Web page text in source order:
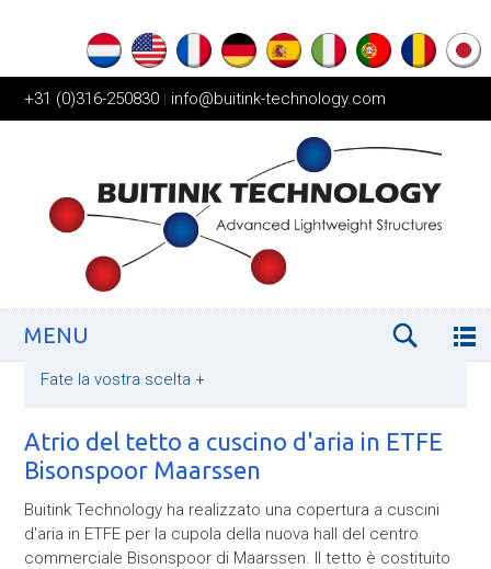
+31 (0)316-250830 | info@buitink-technology.com
MENU
Fate la vostra scelta +
Atrio del tetto a cuscino d'aria in ETFE
Bisonspoor Maarssen
Buitink Technology ha realizzato una copertura a cuscini
d'aria in ETFE per la cupola della nuova hall del centro
commerciale Bisonspoor di Maarssen. Il tetto è costituito